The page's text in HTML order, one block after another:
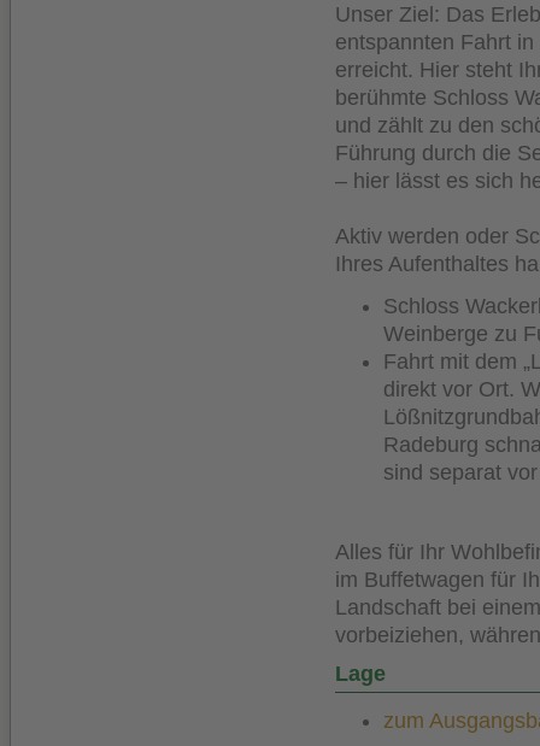
Unser Ziel: Das
entspannten Fahrt
erreicht. Hier steht
berühmte Schloss
und zählt zu den
Führung durch die
– hier lässt es sich
Aktiv werden oder
Ihres Aufenthaltes
Schloss
Weinberge zu
Fahrt mit dem
direkt vor Ort.
Radeburg
sind separat
Alles für Ihr
im Buffetwagen für
Landschaft bei
vorbeiziehen,
Lage
zum